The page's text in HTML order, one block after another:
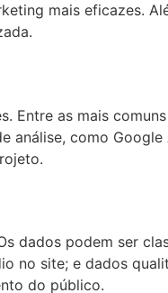
mais eficazes.
Entre as mais
análise, como
dados podem ser
no site; e dados
do público.